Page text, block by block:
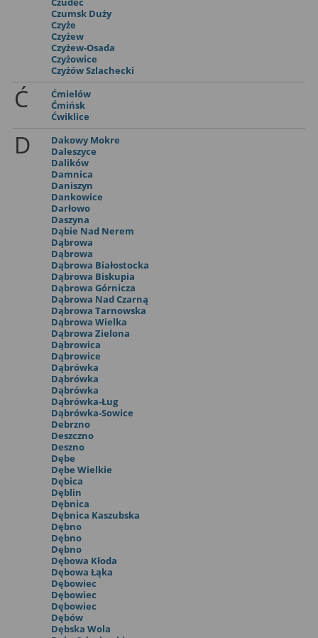
Czumsk Duży
Czyże
Czyżew
Czyżew-Osada
Czyżowice
Czyżów Szlachecki
Ć
Ćmielów
Ćmińsk
Ćwiklice
D
Dakowy Mokre
Daleszyce
Dalików
Damnica
Daniszyn
Dankowice
Darłowo
Daszyna
Dąbie Nad Nerem
Dąbrowa
Dąbrowa
Dąbrowa Białostocka
Dąbrowa Biskupia
Dąbrowa Górnicza
Dąbrowa Nad Czarną
Dąbrowa Tarnowska
Dąbrowa Wielka
Dąbrowa Zielona
Dąbrowica
Dąbrowice
Dąbrówka
Dąbrówka
Dąbrówka
Dąbrówka-Ług
Dąbrówka-Sowice
Debrzno
Deszczno
Deszno
Dębe
Dębe Wielkie
Dębica
Dęblin
Dębnica
Dębnica Kaszubska
Dębno
Dębno
Dębno
Dębowa Kłoda
Dębowa Łąka
Dębowiec
Dębowiec
Dębowiec
Dębów
Dębska Wola